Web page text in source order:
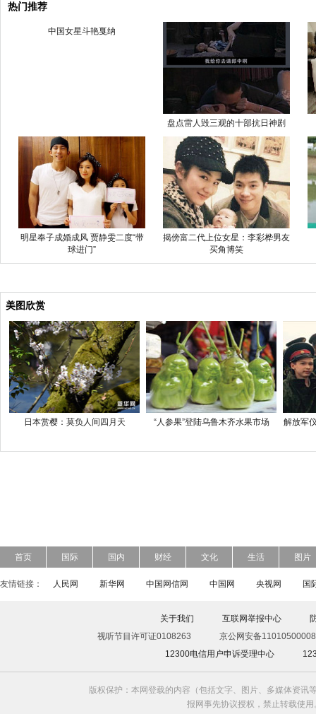
热门推荐
中国女星斗艳戛纳
盘点雷人毁三观的十部抗日神剧
明星奉子成婚成风 贾静雯二度“带
球进门”
揭傍富二代上位女星：李彩桦男友
买角博笑
美图欣赏
日本赏樱：莫负人间四月天 “人参果”登陆乌鲁木齐水果市场 解放军
首页 国际 国内 财经 文化 生活 图片
友情链接： 人民网 新华网 中国网信网 中国网 央视网 国
关于我们 互联网举报中心
视听节目许可证0108263
京公网安备
12300电信用户申诉受理中心
版权保护：本网登载的内容（包括文字、图片、多媒体资
报网事先协议授权，禁止转载使